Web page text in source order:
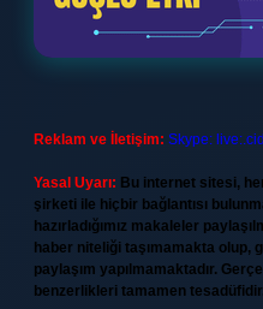
Reklam ve İletişim: Skype:
Yasal Uyarı: Bu internet sitesi,
şirketi ile hiçbir bağlantısı
hazırladığımız makaleler
haber niteliği taşımamakta olup,
paylaşım yapılmamaktadır.
benzerlikleri tamamen